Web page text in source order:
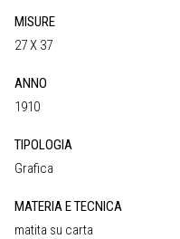
MISURE
27 X 37
ANNO
1910
TIPOLOGIA
Grafica
MATERIA E TECNICA
matita su carta